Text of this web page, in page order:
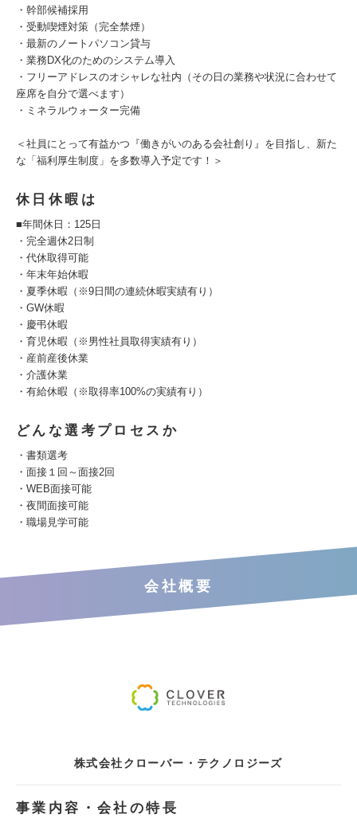
・幹部候補採用
・受動喫煙対策（完全禁煙）
・最新のノートパソコン貸与
・業務DX化のためのシステム導入
・フリーアドレスのオシャレな社内（その日の業務や状況に合わせて
座席を自分で選べます）
・ミネラルウォーター完備
＜社員にとって有益かつ『働きがいのある会社創り』を目指し、新た
な「福利厚生制度」を多数導入予定です！＞
休日休暇は
■年間休日：125日
・完全週休2日制
・代休取得可能
・年末年始休暇
・夏季休暇（※9日間の連続休暇実績有り）
・GW休暇
・慶弔休暇
・育児休暇（※男性社員取得実績有り）
・産前産後休業
・介護休業
・有給休暇（※取得率100%の実績有り）
どんな選考プロセスか
・書類選考
・面接１回～面接2回
・WEB面接可能
・夜間面接可能
・職場見学可能
会社概要
株式会社クローバー・テクノロジーズ
事業内容・会社の特長